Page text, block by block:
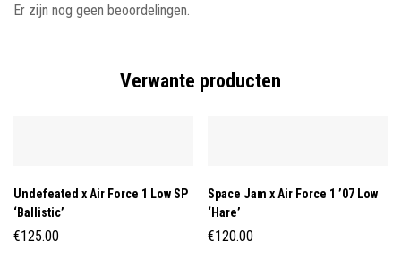
Er zijn nog geen beoordelingen.
Verwante producten
Undefeated x Air Force 1 Low SP
‘Ballistic’
€125.00
Space Jam x Air Force 1 ’07 Low
‘Hare’
€120.00